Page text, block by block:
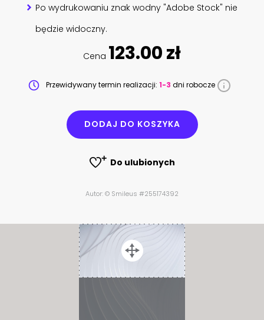
Po wydrukowaniu znak wodny "Adobe Stock" nie
będzie widoczny.
Cena 123.00 zł
Przewidywany termin realizacji: 1-3 dni robocze
DODAJ DO KOSZYKA
Do ulubionych
Autor: © Smileus #255174392